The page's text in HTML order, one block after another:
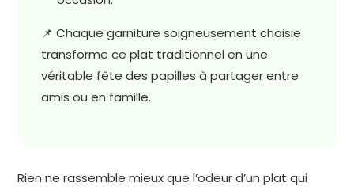
📌 Chaque garniture soigneusement choisie
transforme ce plat traditionnel en une
véritable fête des papilles à partager entre
amis ou en famille.
Rien ne rassemble mieux que l’odeur d’un plat qui